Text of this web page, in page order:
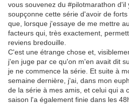
vous souvenez du #pilotmarathon
soupçonne cette série d'avoir de
que, lorsque j'essaye de me mettre
facteurs qui, très exactement,
reviens bredouille.
C'est une étrange chose et,
j'en juge par ce qu'on m'en avait dit
je ne commence la série. Et suite à
semaine dernière, j'ai, dans mon
de la série à mes amis, et celui qui a
saison l'a également finie dans les